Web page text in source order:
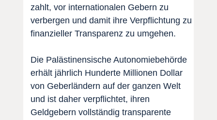
zahlt, vor internationalen Gebern zu
verbergen und damit ihre Verpflichtung zu
finanzieller Transparenz zu umgehen.
Die Palästinensische Autonomiebehörde
erhält jährlich Hunderte Millionen Dollar
von Geberländern auf der ganzen Welt
und ist daher verpflichtet, ihren
Geldgebern vollständig transparente